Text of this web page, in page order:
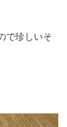
で珍しいそ